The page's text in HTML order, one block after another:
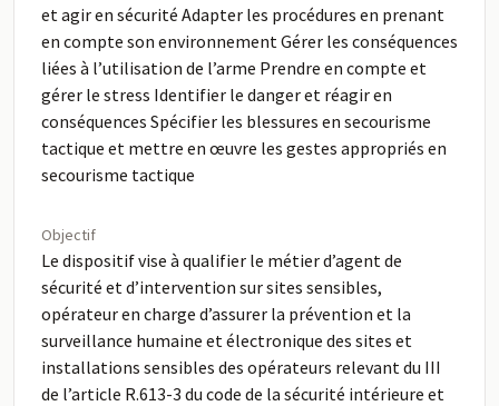
et agir en sécurité Adapter les procédures en prenant
en compte son environnement Gérer les conséquences
liées à l’utilisation de l’arme Prendre en compte et
gérer le stress Identifier le danger et réagir en
conséquences Spécifier les blessures en secourisme
tactique et mettre en œuvre les gestes appropriés en
secourisme tactique
Objectif
Le dispositif vise à qualifier le métier d’agent de
sécurité et d’intervention sur sites sensibles,
opérateur en charge d’assurer la prévention et la
surveillance humaine et électronique des sites et
installations sensibles des opérateurs relevant du III
de l’article R.613-3 du code de la sécurité intérieure et